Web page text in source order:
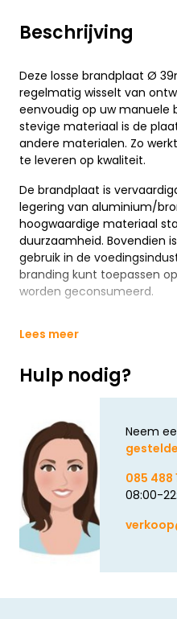
Beschrijving
Deze losse brandplaat Ø
regelmatig wisselt van
eenvoudig op uw manuele
stevige materiaal is de
andere materialen. Zo
te leveren op kwaliteit.
De brandplaat is
legering van aluminium/
hoogwaardige materiaal
duurzaamheid. Bovendien
gebruik in de
branding kunt toepassen
worden geconsumeerd.
Lees meer
Hulp nodig?
Neem
085 488
08:00-